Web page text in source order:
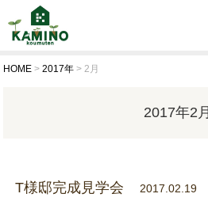
HOME >2017年 >2月
2017年2月
T様邸完成見学会 2017.02.19